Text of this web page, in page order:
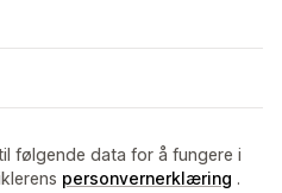
følgende data for å fungere i
personvernerklæring .